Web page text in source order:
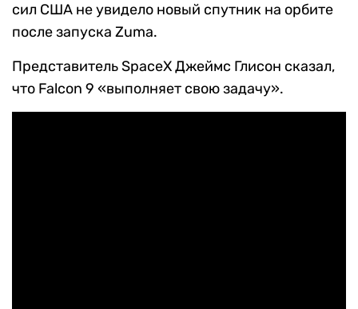
сил США не увидело новый спутник на орбите
после запуска Zuma.
Представитель SpaceX Джеймс Глисон сказал,
что Falcon 9 «выполняет свою задачу».